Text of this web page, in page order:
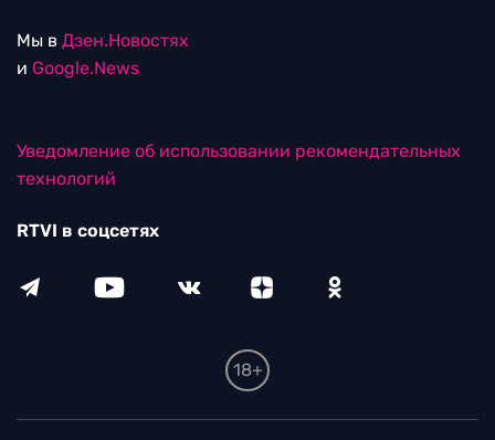
Мы в Дзен.Новостях
и Google.News
Уведомление об использовании рекомендательных
технологий
RTVI в соцсетях
18+